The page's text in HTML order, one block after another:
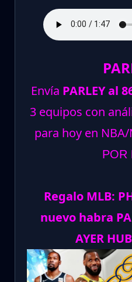
Envía PARLEY al
3 equipos con
para hoy en
POR
Regalo MLB:
nuevo habra
AYER